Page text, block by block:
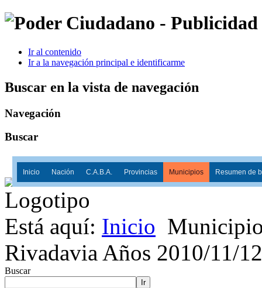
Ir al contenido
Ir a la navegación principal e identificarme
Buscar en la vista de navegación
Navegación
Buscar
Inicio Nación C.A.B.A. Provincias Municipios Resumen de
Está aquí: Inicio
Rivadavia Años 2010/11/12
Buscar
Ir